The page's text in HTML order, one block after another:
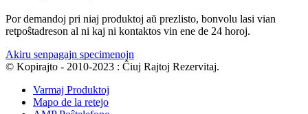
Por demandoj pri niaj produktoj aŭ prezlisto, bonvolu lasi vian
retpoŝtadreson al ni kaj ni kontaktos vin ene de 24 horoj.
Akiru senpagajn specimenojn
© Kopirajto - 2010-2023 : Ĉiuj Rajtoj Rezervitaj.
Varmaj Produktoj
Mapo de la retejo